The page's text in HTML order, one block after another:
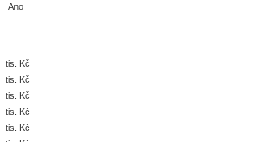
Ano
tis. Kč
tis. Kč
tis. Kč
tis. Kč
tis. Kč